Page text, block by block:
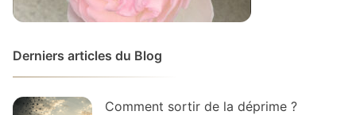
Derniers articles du Blog
Comment sortir de la déprime ?